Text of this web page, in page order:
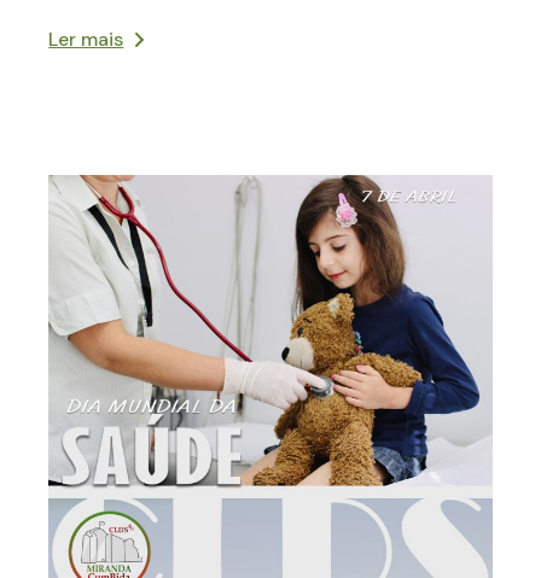
Ler mais